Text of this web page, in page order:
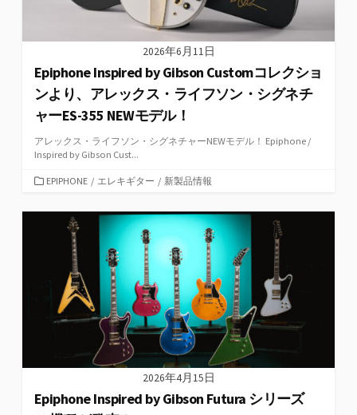
2026年6月11日
Epiphone Inspired by Gibson Customコレクショ
ンより、アレックス・ライフソン・シグネチ
ャーES-355 NEWモデル！
アレックス・ライフソン・シグネチャーNEWモデル！ Epiphone /
Inspired by Gibson Cust...
カ
ゴ
EPIPHONE / エレキギター / 新製品情報
2026年4月15日
Epiphone Inspired by Gibson Futura シリーズ